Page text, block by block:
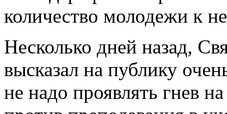
количество молодежи к
Несколько дней назад,
высказал на публику
не надо проявлять гнев